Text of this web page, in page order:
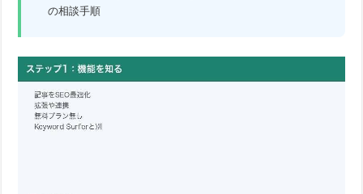
の相談手順